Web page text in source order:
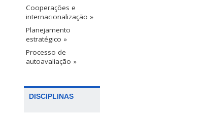
Cooperações e
internacionalização »
Planejamento
estratégico »
Processo de
autoavaliação »
DISCIPLINAS